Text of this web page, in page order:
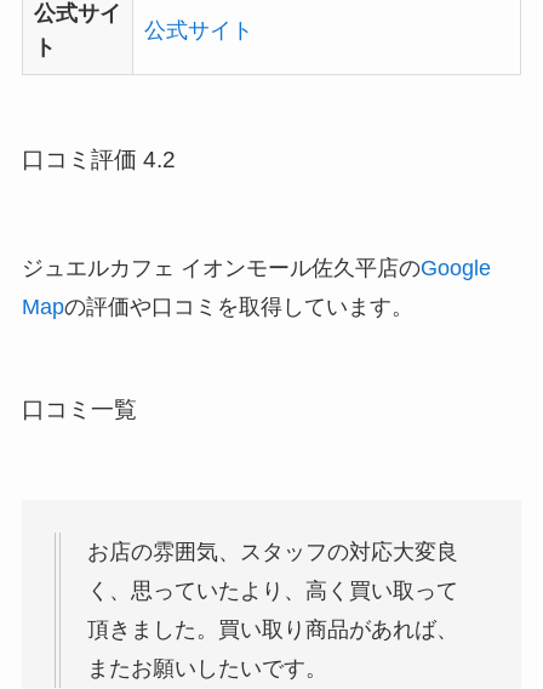
公式サイ
ト
公式サイト
口コミ評価 4.2
ジュエルカフェ イオンモール佐久平店のGoogle
Mapの評価や口コミを取得しています。
口コミ一覧
お店の雰囲気、スタッフの対応大変良
く、思っていたより、高く買い取って
頂きました。買い取り商品があれば、
またお願いしたいです。